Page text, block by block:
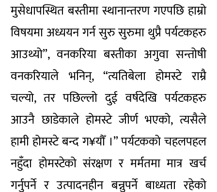
मुसेधापस्थित बस्तीमा स्थानान्तरण गएपछि हाम्रो
विषयमा अध्ययन गर्न सुरु सुरुमा थुप्रै पर्यटकहरु
आउथ्यो”, वनकरिया बस्तीका अगुवा सन्तोषी
वनकरियाले भनिन्, “त्यतिबेला होमस्टे राम्रै
चल्यो, तर पछिल्लो दुई वर्षदेखि पर्यटकहरु
आउनै छाडेकाले होमस्टे जीर्ण भएको, त्यसैले
हामी होमस्टे बन्द ग¥यौँ ।” पर्यटकको चहलपहल
नहुँदा होमस्टेको संरक्षण र मर्मतमा मात्र खर्च
गर्नुपर्ने र उत्पादनहीन बन्नुपर्ने बाध्यता रहेको